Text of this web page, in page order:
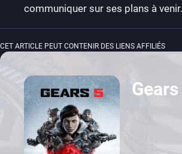
communiquer sur ses plans à venir.
CET ARTICLE PEUT CONTENIR DES LIENS AFFILIÉS